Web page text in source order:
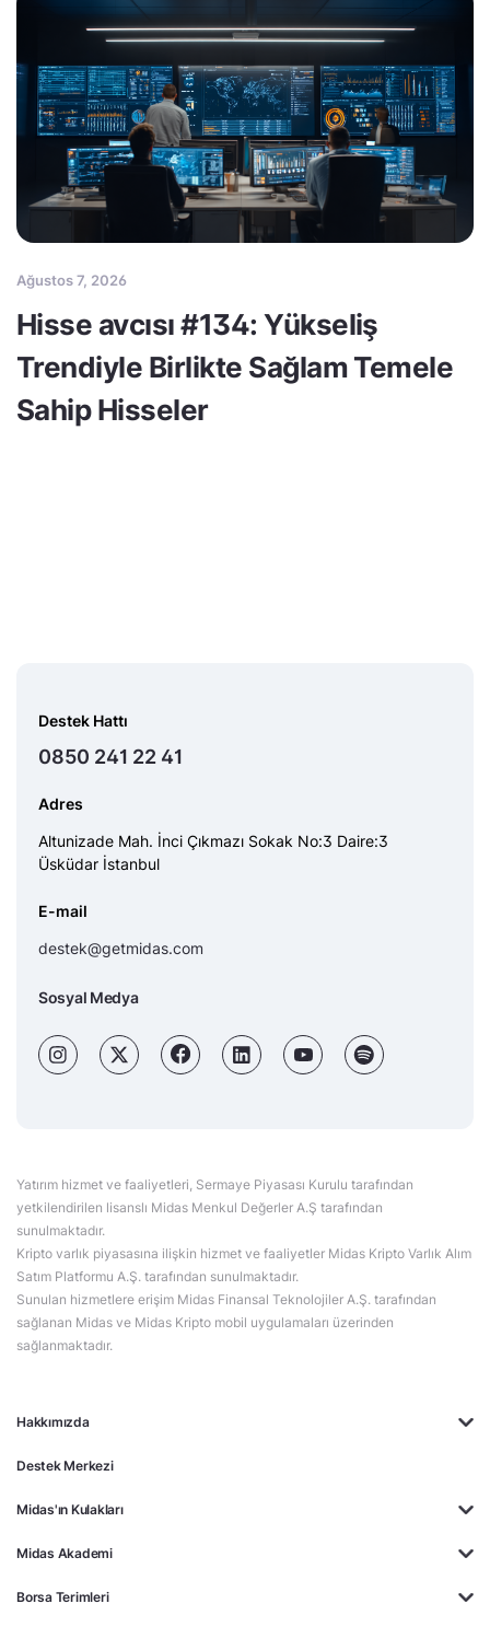
Ağustos 7, 2026
Hisse avcısı #134: Yükseliş
Trendiyle Birlikte Sağlam Temele
Sahip Hisseler
Hakkımızda
Destek Merkezi
Midas'ın Kulakları
Midas Akademi
Borsa Terimleri
Destek Hattı
0850 241 22 41
Adres
Altunizade Mah. İnci Çıkmazı Sokak No:3 Daire:3
Üsküdar İstanbul
E-mail
destek@getmidas.com
Sosyal Medya
Yatırım hizmet ve faaliyetleri, Sermaye Piyasası Kurulu tarafından
yetkilendirilen lisanslı Midas Menkul Değerler A.Ş tarafından
sunulmaktadır.
Kripto varlık piyasasına ilişkin hizmet ve faaliyetler Midas Kripto Varlık Alım
Satım Platformu A.Ş. tarafından sunulmaktadır.
Sunulan hizmetlere erişim Midas Finansal Teknolojiler A.Ş. tarafından
sağlanan Midas ve Midas Kripto mobil uygulamaları üzerinden
sağlanmaktadır.